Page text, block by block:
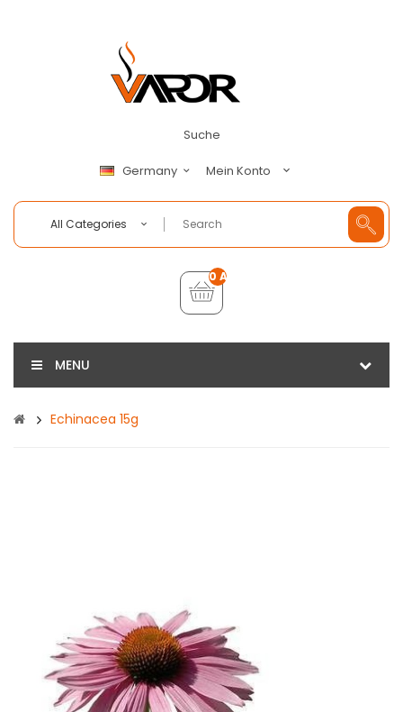
Suche
Germany Mein Konto
All Categories
0 Artikel - €0,00
MENU
Echinacea 15g